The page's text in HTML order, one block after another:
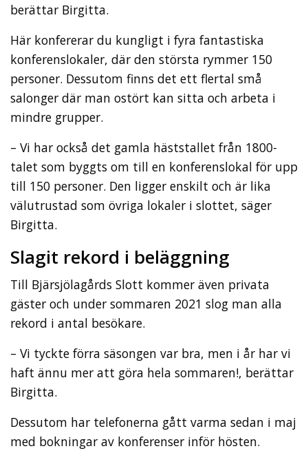
berättar Birgitta.
Här konfererar du kungligt i fyra fantastiska
konferenslokaler, där den största rymmer 150
personer. Dessutom finns det ett flertal små
salonger där man ostört kan sitta och arbeta i
mindre grupper.
– Vi har också det gamla häststallet från 1800-
talet som byggts om till en konferenslokal för upp
till 150 personer. Den ligger enskilt och är lika
välutrustad som övriga lokaler i slottet, säger
Birgitta.
Slagit rekord i beläggning
Till Bjärsjölagårds Slott kommer även privata
gäster och under sommaren 2021 slog man alla
rekord i antal besökare.
– Vi tyckte förra säsongen var bra, men i år har vi
haft ännu mer att göra hela sommaren!, berättar
Birgitta.
Dessutom har telefonerna gått varma sedan i maj
med bokningar av konferenser inför hösten.